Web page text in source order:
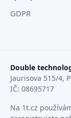
GDPR
Double
Jaurisova 515/4,
IČ: 08695717
Na 1t.cz